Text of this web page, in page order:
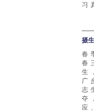
习
摄
春
春
生
广
志
夺
应